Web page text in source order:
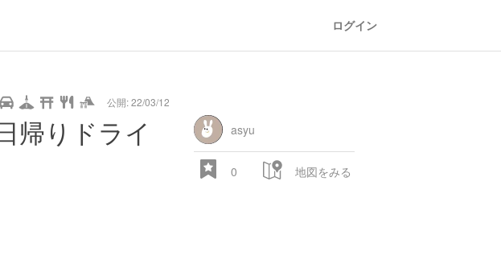
ログイン
公開: 22/03/12
帰りドライ
asyu
0 地図をみる